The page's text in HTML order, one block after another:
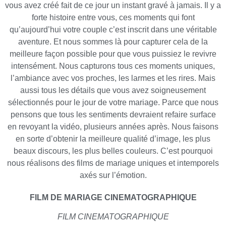
vous avez créé fait de ce jour un instant gravé à jamais. Il y a
forte histoire entre vous, ces moments qui font
qu’aujourd’hui votre couple c’est inscrit dans une véritable
aventure. Et nous sommes là pour capturer cela de la
meilleure façon possible pour que vous puissiez le revivre
intensément. Nous capturons tous ces moments uniques,
l’ambiance avec vos proches, les larmes et les rires. Mais
aussi tous les détails que vous avez soigneusement
sélectionnés pour le jour de votre mariage. Parce que nous
pensons que tous les sentiments devraient refaire surface
en revoyant la vidéo, plusieurs années après. Nous faisons
en sorte d’obtenir la meilleure qualité d’image, les plus
beaux discours, les plus belles couleurs. C’est pourquoi
nous réalisons des films de mariage uniques et intemporels
axés sur l’émotion.
FILM DE MARIAGE CINEMATOGRAPHIQUE
FILM CINEMATOGRAPHIQUE